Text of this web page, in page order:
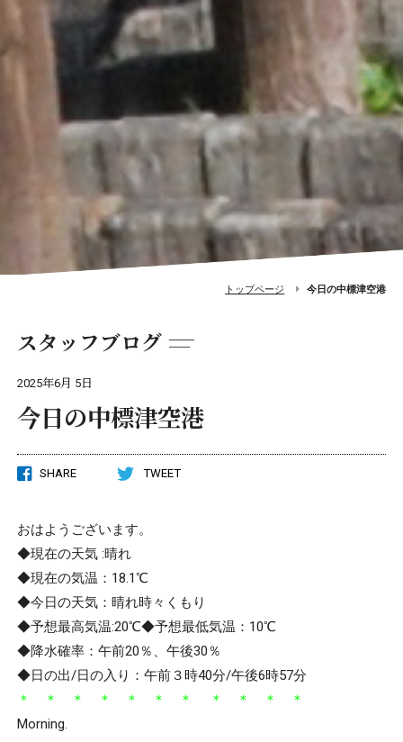
トップページ 今日の中標津空港
スタッフブログ
2025年6月 5日
今日の中標津空港
SHARE TWEET
おはようございます。
◆現在の天気 :晴れ
◆現在の気温：18.1℃
◆今日の天気：晴れ時々くもり
◆予想最高気温:20℃◆予想最低気温：10℃
◆降水確率：午前20％、午後30％
◆日の出/日の入り：午前３時40分/午後6時57分
＊ ＊ ＊ ＊ ＊ ＊ ＊ ＊ ＊ ＊ ＊
Morning.